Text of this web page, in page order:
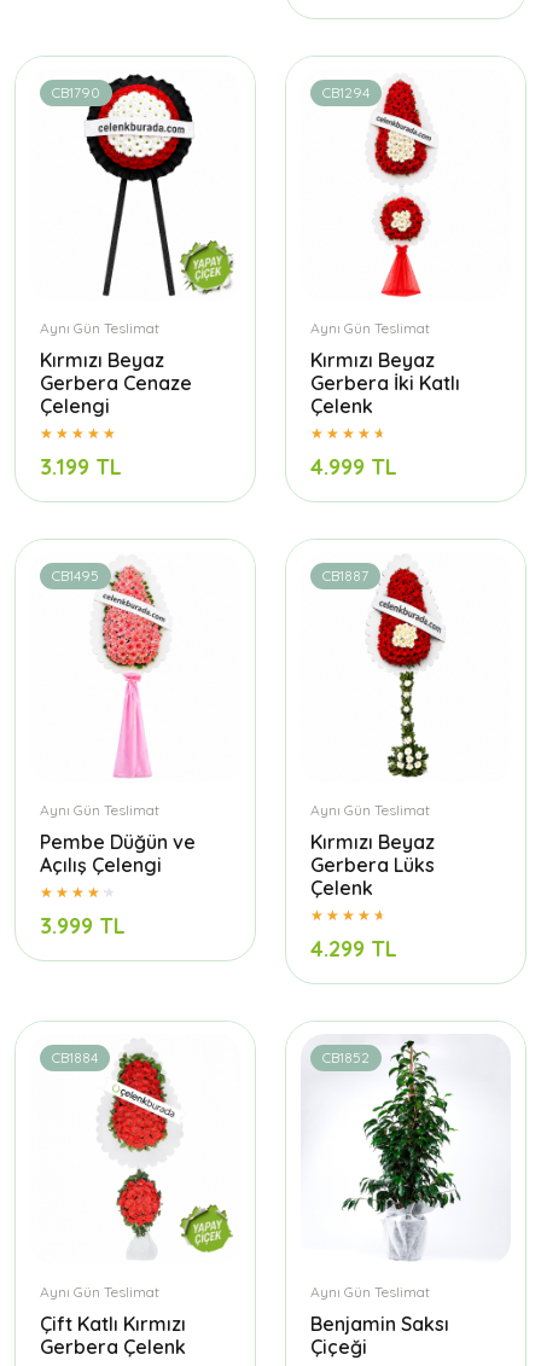
CB1790
Aynı Gün Teslimat
Kırmızı Beyaz
Gerbera Cenaze
Çelengi
3.199 TL
CB1294
Aynı Gün Teslimat
Kırmızı Beyaz
Gerbera İki Katlı
Çelenk
4.999 TL
CB1495
Aynı Gün Teslimat
Pembe Düğün ve
Açılış Çelengi
3.999 TL
CB1887
Aynı Gün Teslimat
Kırmızı Beyaz
Gerbera Lüks
Çelenk
4.299 TL
CB1884
Aynı Gün Teslimat
Çift Katlı Kırmızı
Gerbera Çelenk
CB1852
Aynı Gün Teslimat
Benjamin Saksı
Çiçeği